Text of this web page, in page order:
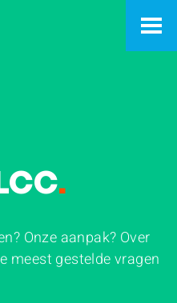
.
Onze aanpak? Over
meest gestelde vragen